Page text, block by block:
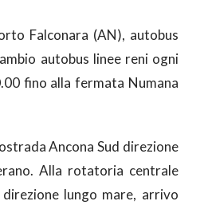
Falconara (AN), autobus
autobus linee reni ogni
fino alla fermata Numana
Ancona Sud direzione
Alla rotatoria centrale
lungo mare, arrivo